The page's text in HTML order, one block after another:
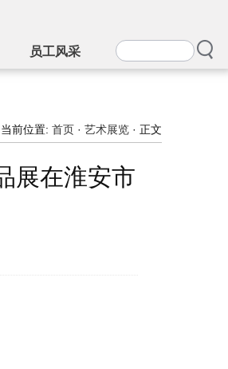
员工风采
当前位置: 首页· 艺术展览· 正文
展在淮安市